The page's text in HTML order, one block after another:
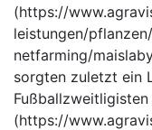
(https://
leistungen/
netfarming/
sorgten zuletzt ein
(https://